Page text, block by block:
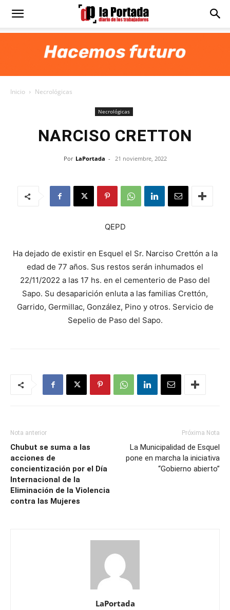
Diario
Inicio Necrológicas
Necrológicas
NARCISO CRETTON
Por LaPortada - 21 noviembre, 2022
QEPD
Ha dejado de existir en Esquel el Sr. Narciso Crettón a la
edad de 77 años. Sus restos serán inhumados el
22/11/2022 a las 17 hs. en el cementerio de Paso del
Sapo. Su desaparición enluta a las familias Crettón,
Garrido, Germillac, González, Pino y otros. Servicio de
Sepelio de Paso del Sapo.
Nota anterior
Chubut se suma a las
acciones de
concientización por el Día
Internacional de la
Eliminación de la Violencia
contra las Mujeres
Próxima Nota
La Municipalidad de Esquel
pone en marcha la iniciativa
“Gobierno abierto”
LaPortada